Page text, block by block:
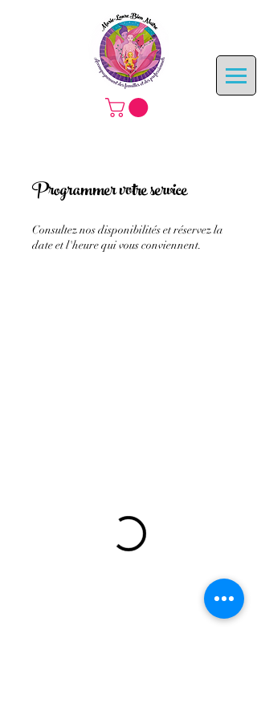
Programmer votre service
Consultez nos disponibilités et réservez la
date et l'heure qui vous conviennent.